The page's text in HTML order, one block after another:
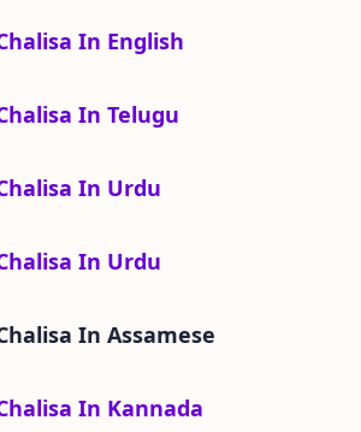
In English
In Telugu
In Urdu
In Urdu
In Assamese
In Kannada